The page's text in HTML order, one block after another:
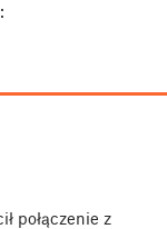
połączenie z